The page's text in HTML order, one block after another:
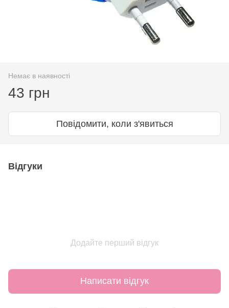
Немає в наявності
43 грн
Повідомити, коли з'явиться
Відгуки
Додайте перший відгук
Написати відгук